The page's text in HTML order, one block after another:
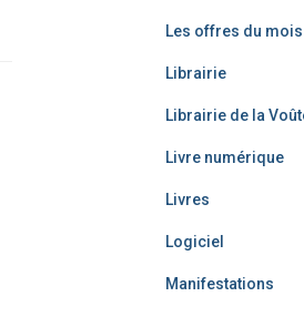
Les offres du mois
Librairie
Librairie de la
Livre numérique
Livres
Logiciel
Manifestations